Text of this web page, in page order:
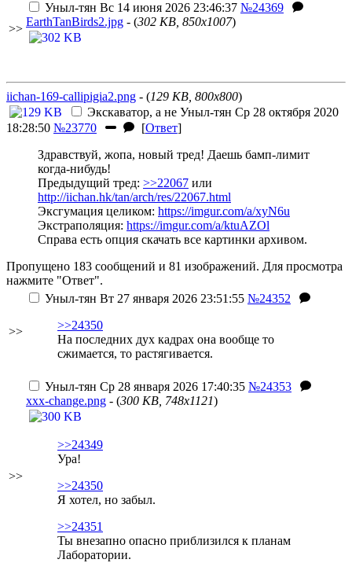
>>
Уныл-тян Вс 14 июня 2026 23:46:37 №24369
EarthTanBirds2.jpg - (302 KB, 850x1007)
iichan-169-callipigia2.png - (129 KB, 800x800)
Экскаватор, а не Уныл-тян Ср 28 октября 2020
18:28:50 №23770 [Ответ]
Здравствуй, жопа, новый тред! Даешь бамп-лимит
когда-нибудь!
Предыдущий тред: >>22067 или
http://iichan.hk/tan/arch/res/22067.html
Эксгумация целиком: https://imgur.com/a/xyN6u
Экстраполяция: https://imgur.com/a/ktuAZOl
Справа есть опция скачать все картинки архивом.
Пропущено 183 сообщений и 81 изображений. Для просмотра
нажмите "Ответ".
>>
Уныл-тян Вт 27 января 2026 23:51:55 №24352
>>24350
На последних дух кадрах она вообще то
сжимается, то растягивается.
>>
Уныл-тян Ср 28 января 2026 17:40:35 №24353
xxx-change.png - (300 KB, 748x1121)
>>24349
Ура!
>>24350
Я хотел, но забыл.
>>24351
Ты внезапно опасно приблизился к планам
Лаборатории.